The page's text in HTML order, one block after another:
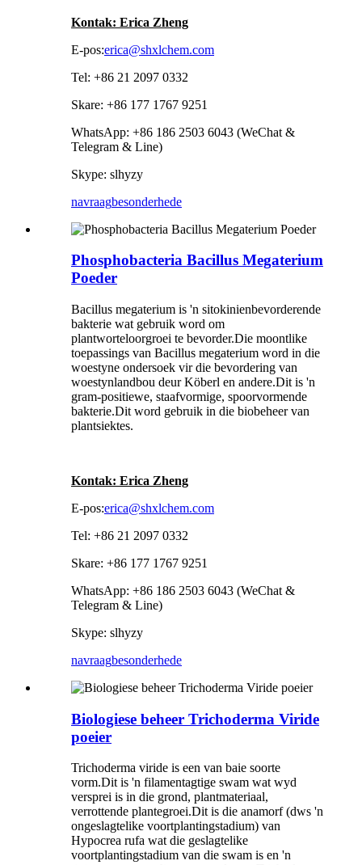
Kontak: Erica Zheng
E-pos:erica@shxlchem.com
Tel: +86 21 2097 0332
Skare: +86 177 1767 9251
WhatsApp: +86 186 2503 6043 (WeChat &
Telegram & Line)
Skype: slhyzy
navraagbesonderhede
Phosphobacteria Bacillus Megaterium
Poeder
Bacillus megaterium is 'n sitokinienbevorderende
bakterie wat gebruik word om
plantworteloorgroei te bevorder.Die moontlike
toepassings van Bacillus megaterium word in die
woestyne ondersoek vir die bevordering van
woestynlandbou deur Köberl en andere.Dit is 'n
gram-positiewe, staafvormige, spoorvormende
bakterie.Dit word gebruik in die biobeheer van
plantsiektes.
Kontak: Erica Zheng
E-pos:erica@shxlchem.com
Tel: +86 21 2097 0332
Skare: +86 177 1767 9251
WhatsApp: +86 186 2503 6043 (WeChat &
Telegram & Line)
Skype: slhyzy
navraagbesonderhede
Biologiese beheer Trichoderma Viride
poeier
Trichoderma viride is een van baie soorte
vorm.Dit is 'n filamentagtige swam wat wyd
versprei is in die grond, plantmateriaal,
verrottende plantegroei.Dit is die anamorf (dws 'n
ongeslagtelike voortplantingstadium) van
Hypocrea rufa wat die geslagtelike
voortplantingstadium van die swam is en 'n